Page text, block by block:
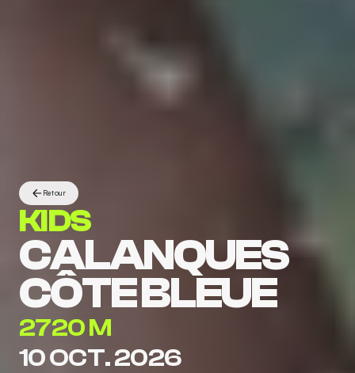
Retour
KIDS
CALANQUES
CÔTE BLEUE
2720 M
10 OCT. 2026